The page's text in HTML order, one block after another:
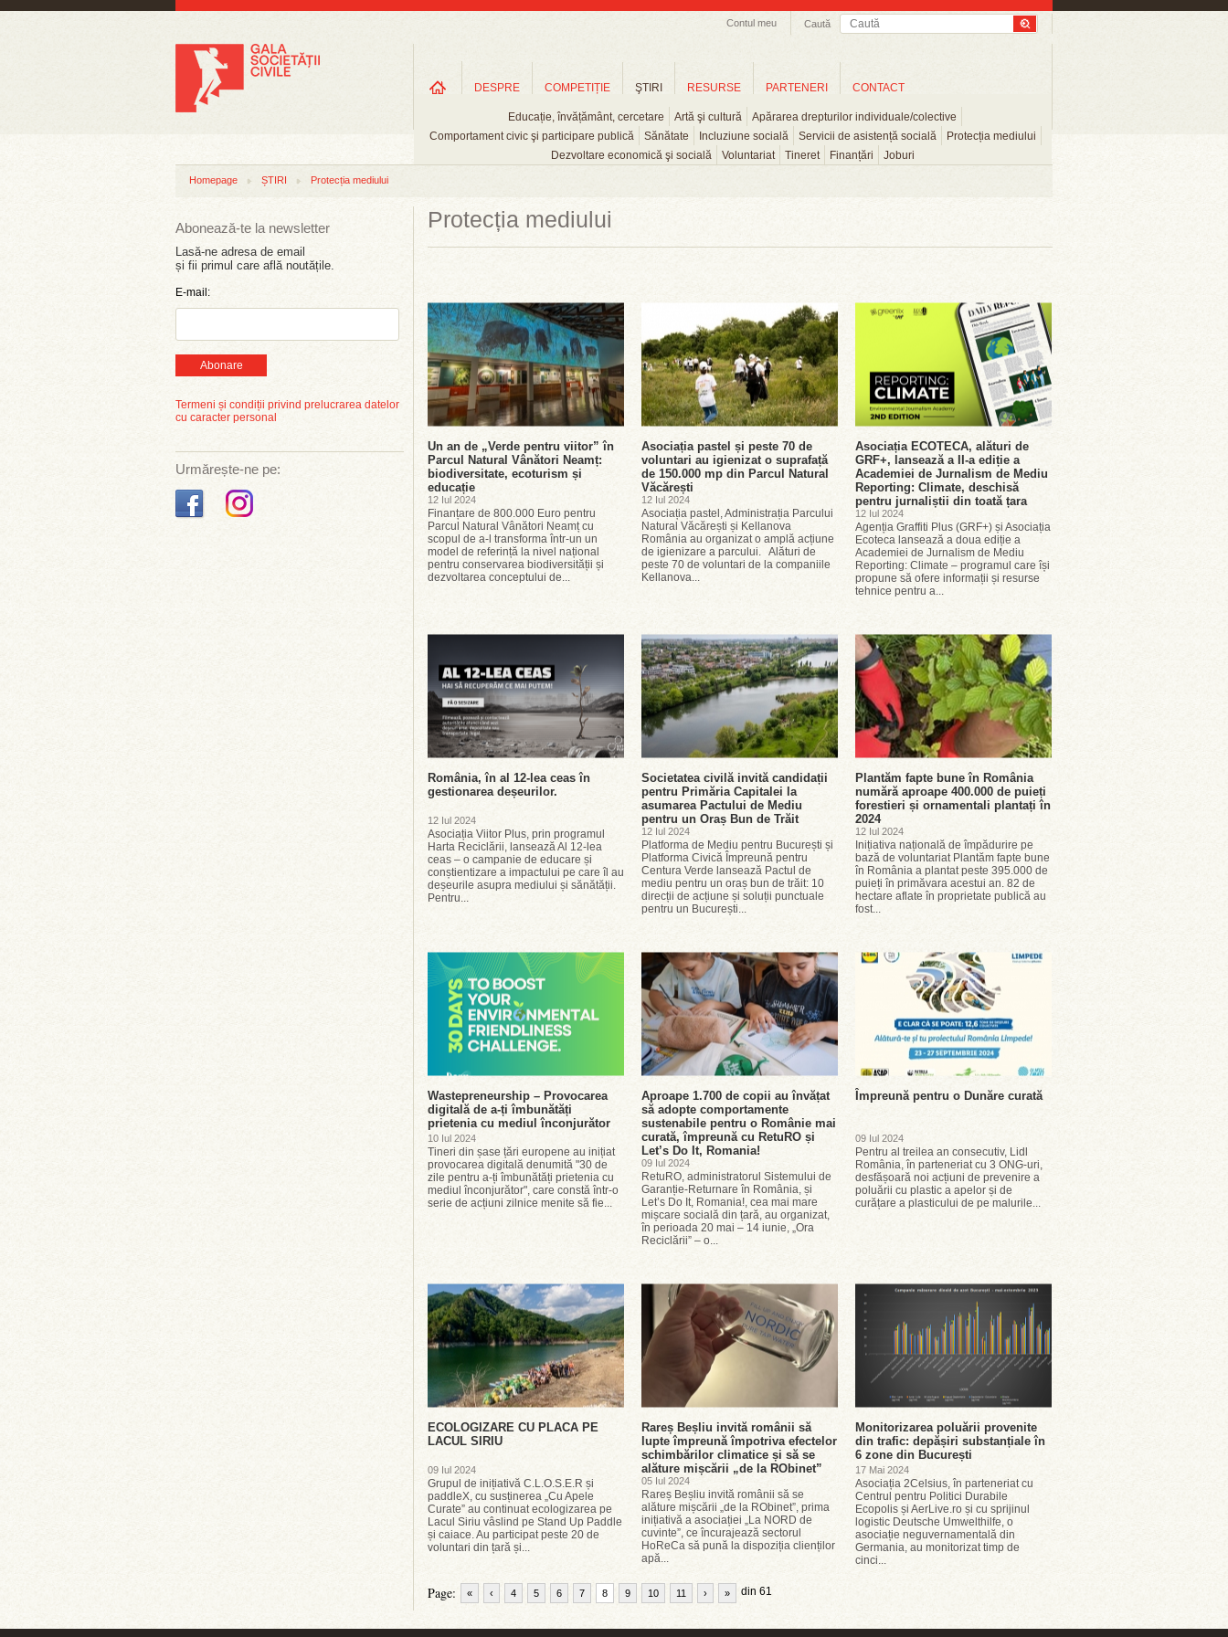
Caută
Contul meu
DESPRE COMPETIȚIE ŞTIRI
Educație, învățământ, cercetare Artă şi cultură
Apărarea drepturilor individuale/colective
Comportament civic şi participare publică
Sănătate Incluziune socială Servicii de asistență socială
Protecția mediului
Dezvoltare economică şi socială
Voluntariat Tineret Finanțări Joburi
RESURSE PARTENERI CONTACT
Homepage ȘTIRI Protecția mediului
Abonează-te la newsletter
Lasă-ne adresa de email
și fii primul care află noutățile.
E-mail:
Abonare
Termeni și condiții privind prelucrarea datelor
cu caracter personal
Urmărește-ne pe:
Protecția mediului
Un an de „Verde pentru viitor” în
Parcul Natural Vânători Neamț:
biodiversitate, ecoturism și
educație
12 Iul 2024
Finanțare de 800.000 Euro pentru
Parcul Natural Vânători Neamț cu
scopul de a-l transforma într-un un
model de referință la nivel național
pentru conservarea biodiversității și
dezvoltarea conceptului de...
Asociația pastel și peste 70 de
voluntari au igienizat o suprafață
de 150.000 mp din Parcul Natural
Văcărești
12 Iul 2024
Asociația pastel, Administrația Parcului
Natural Văcărești și Kellanova
România au organizat o amplă acțiune
de igienizare a parcului. Alături de
peste 70 de voluntari de la companiile
Kellanova...
Asociația ECOTECA, alături de
GRF+, lansează a II-a ediție a
Academiei de Jurnalism de Mediu
Reporting: Climate, deschisă
pentru jurnaliștii din toată țara
12 Iul 2024
Agenția Graffiti Plus (GRF+) și Asociația
Ecoteca lansează a doua ediție a
Academiei de Jurnalism de Mediu
Reporting: Climate – programul care își
propune să ofere informații și resurse
tehnice pentru a...
România, în al 12-lea ceas în
gestionarea deșeurilor.
12 Iul 2024
Asociația Viitor Plus, prin programul
Harta Reciclării, lansează Al 12-lea
ceas – o campanie de educare și
conștientizare a impactului pe care îl au
deșeurile asupra mediului și sănătății.
Pentru...
Societatea civilă invită candidații
pentru Primăria Capitalei la
asumarea Pactului de Mediu
pentru un Oraș Bun de Trăit
12 Iul 2024
Platforma de Mediu pentru București și
Platforma Civică Împreună pentru
Centura Verde lansează Pactul de
mediu pentru un oraș bun de trăit: 10
direcții de acțiune și soluții punctuale
pentru un București...
Plantăm fapte bune în România
numără aproape 400.000 de puieți
forestieri și ornamentali plantați în
2024
12 Iul 2024
Inițiativa națională de împădurire pe
bază de voluntariat Plantăm fapte bune
în România a plantat peste 395.000 de
puieți în primăvara acestui an. 82 de
hectare aflate în proprietate publică au
fost...
Wastepreneurship – Provocarea
digitală de a-ți îmbunătăți
prietenia cu mediul înconjurător
10 Iul 2024
Tineri din șase țări europene au inițiat
provocarea digitală denumită "30 de
zile pentru a-ți îmbunătăți prietenia cu
mediul înconjurător", care constă într-o
serie de acțiuni zilnice menite să fie...
Aproape 1.700 de copii au învățat
să adopte comportamente
sustenabile pentru o Românie mai
curată, împreună cu RetuRO și
Let’s Do It, Romania!
09 Iul 2024
RetuRO, administratorul Sistemului de
Garanție-Returnare în România, și
Let’s Do It, Romania!, cea mai mare
mișcare socială din țară, au organizat,
în perioada 20 mai – 14 iunie, „Ora
Reciclării” – o...
Împreună pentru o Dunăre curată
09 Iul 2024
Pentru al treilea an consecutiv, Lidl
România, în parteneriat cu 3 ONG-uri,
desfășoară noi acțiuni de prevenire a
poluării cu plastic a apelor și de
curățare a plasticului de pe malurile...
ECOLOGIZARE CU PLACA PE
LACUL SIRIU
09 Iul 2024
Grupul de inițiativă C.L.O.S.E.R și
paddleX, cu susținerea „Cu Apele
Curate” au continuat ecologizarea pe
Lacul Siriu vâslind pe Stand Up Paddle
și caiace. Au participat peste 20 de
voluntari din țară și...
Rareș Beșliu invită românii să
lupte împreună împotriva efectelor
schimbărilor climatice și să se
alăture mișcării „de la RObinet”
05 Iul 2024
Rareș Beșliu invită românii să se
alăture mișcării „de la RObinet”, prima
inițiativă a asociației „La NORD de
cuvinte”, ce încurajează sectorul
HoReCa să pună la dispoziția clienților
apă...
Monitorizarea poluării provenite
din trafic: depășiri substanțiale în
6 zone din București
17 Mai 2024
Asociația 2Celsius, în parteneriat cu
Centrul pentru Politici Durabile
Ecopolis și AerLive.ro și cu sprijinul
logistic Deutsche Umwelthilfe, o
asociație neguvernamentală din
Germania, au monitorizat timp de
cinci...
Page: « ‹ 4 5 6 7 8 9 10 11 din 61
› »